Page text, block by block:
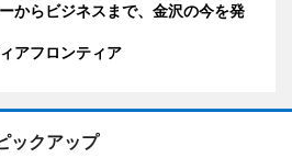
からビジネスまで、金沢の今を発
アフロンティア
ックアップ